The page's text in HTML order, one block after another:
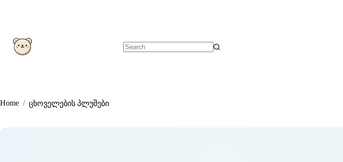
Home / ცხოველების პლუშები